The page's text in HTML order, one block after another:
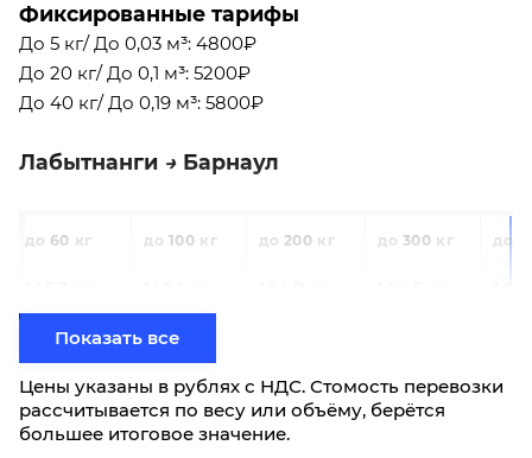
Фиксированные тарифы
До 5 кг/ До 0,03 м³: 4800₽
До 20 кг/ До 0,1 м³: 5200₽
До 40 кг/ До 0,19 м³: 5800₽
Лабытнанги Барнаул
60 100 200 300
0,3 0,4
17630 17610 17520 17190
Фиксированные тарифы
Показать все
Цены указаны в рублях с НДС. Стомость перевозки
рассчитывается по весу или объёму, берётся
большее итоговое значение.